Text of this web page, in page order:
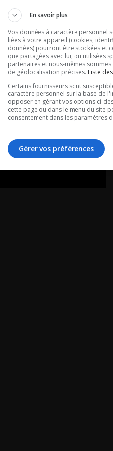
anniversaire
d’être
pour les
Feux!
avec Jean-François
En savoir plus
Vos données à caractère personnel
liées à votre appareil (cookies,
données) pourront être stockées et
que partagées avec lui, ou utilisées
partenaires et nous-mêmes
de géolocalisation précises. Liste
Certains fournisseurs sont
caractère personnel sur la base de
opposer en gérant vos options ci-
cette page ou dans le menu du site
consentement dans les paramètres
Gérer vos préférences